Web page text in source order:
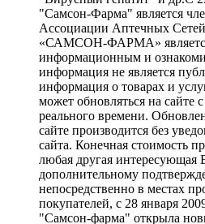
"Самсон-Фарма" является
Ассоциации Аптечных
«САМСОН-ФАРМА»
информационным и
информация не является
информация о товарах и
может обновляться на сайте
реального времени.
сайте производится без
сайта. Конечная стоимость
любая другая
дополнительному
непосредственно в местах
покупателей, с 28 января
"Самсон-фарма" открыла